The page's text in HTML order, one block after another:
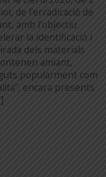
de l’erradicació de
amb l’objectiu
la identificació i
dels materials
amiant,
popularment com
encara presents